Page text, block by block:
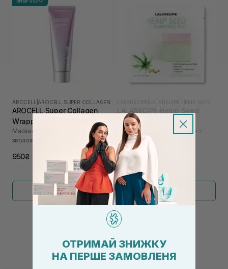
AROCELL |AROCELL SUPER COLLAGEN
AROCELL Super Collagen
Wrapping Mask 80 мл
Маска-плівка з колагеном для
зволоження та ліфтингу
950₴
Purifying Pad 2 шт
Педи для тонізації обличчя з
екстрактом коноплі
80₴
Показати більше
ОТРИМАЙ ЗНИЖКУ
НА ПЕРШЕ ЗАМОВЛЕНЯ